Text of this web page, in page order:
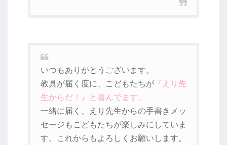
いつもありがとうございます。
教具が届く度に、こどもたちが 『えり先
生からだ！』と喜んでます。
一緒に届く、えり先生からの手書きメッ
セージもこどもたちが楽しみにしていま
す。これからもよろしくお願いします。